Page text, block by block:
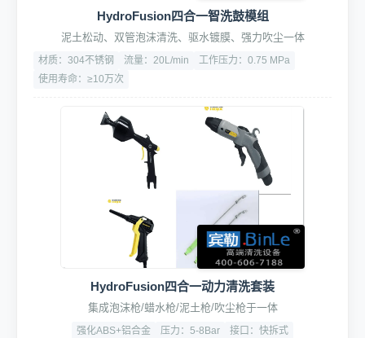
HydroFusion四合一智洗鼓模组
泥土松动、双管泡沫清洗、驱水镀膜、强力吹尘一体
材质：304不锈钢 流量：20L/min
工作压力：0.75 MPa
使用寿命：≥10万次
HydroFusion四合一动力清洗套装
集成泡沫枪/蜡水枪/泥土枪/吹尘枪于一体
强化ABS+铝合金 压力：5-8Bar 接口：快拆式